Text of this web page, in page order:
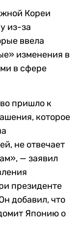
Кореи
из-за
ввела
изменения в
в сфере
пришло к
которое
не отвечает
— заявил
президенте
добавил, что
Японию о